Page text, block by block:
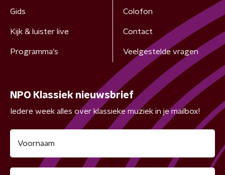
Gids
Kijk & luister live
Programma's
Colofon
Contact
Veelgestelde vragen
NPO Klassiek nieuwsbrief
Iedere week alles over klassieke muziek in je mailbox!